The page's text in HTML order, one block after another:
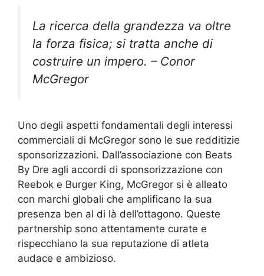
La ricerca della grandezza va oltre
la forza fisica; si tratta anche di
costruire un impero. – Conor
McGregor
Uno degli aspetti fondamentali degli interessi
commerciali di McGregor sono le sue redditizie
sponsorizzazioni. Dall’associazione con Beats
By Dre agli accordi di sponsorizzazione con
Reebok e Burger King, McGregor si è alleato
con marchi globali che amplificano la sua
presenza ben al di là dell’ottagono. Queste
partnership sono attentamente curate e
rispecchiano la sua reputazione di atleta
audace e ambizioso.